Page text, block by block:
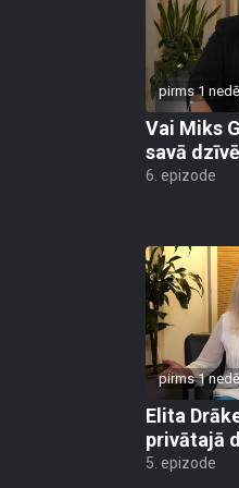
pirms 1
Vai Miks
savā
6. epizode
pirms 1
Elita
privātajā
5. epizode